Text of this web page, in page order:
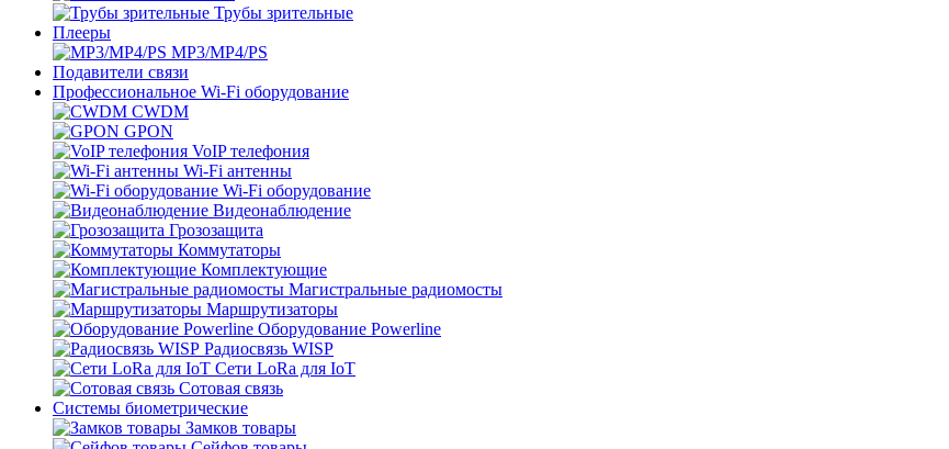
Трубы зрительные
Плееры
MP3/MP4/PS
Подавители связи
Профессиональное Wi-Fi оборудование
CWDM
GPON
VoIP телефония
Wi-Fi антенны
Wi-Fi оборудование
Видеонаблюдение
Грозозащита
Коммутаторы
Комплектующие
Магистральные радиомосты
Маршрутизаторы
Оборудование Powerline
Радиосвязь WISP
Сети LoRa для IoT
Сотовая связь
Системы биометрические
Замков товары